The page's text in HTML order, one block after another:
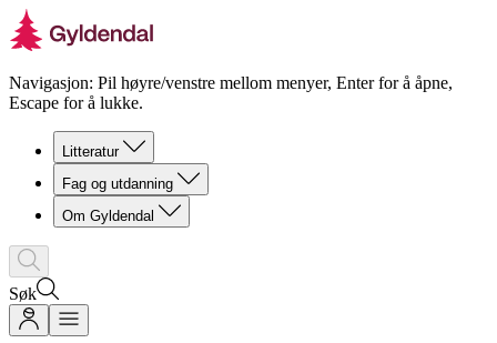
Navigasjon: Pil høyre/venstre mellom menyer, Enter for å åpne,
Escape for å lukke.
Litteratur
Fag og utdanning
Om Gyldendal
Søk